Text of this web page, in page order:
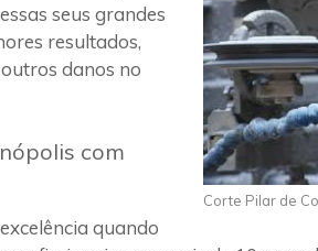
Corte Pilar de
seus grandes
resultados,
danos no
com
quando